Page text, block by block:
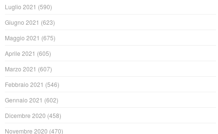
Luglio 2021 (590)
Giugno 2021 (623)
Maggio 2021 (675)
Aprile 2021 (605)
Marzo 2021 (607)
Febbraio 2021 (546)
Gennaio 2021 (602)
Dicembre 2020 (458)
Novembre 2020 (470)